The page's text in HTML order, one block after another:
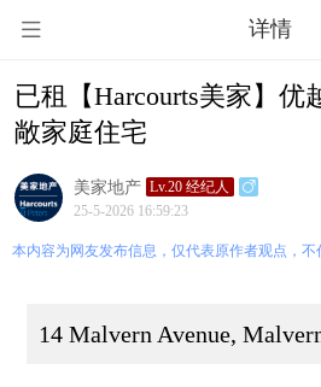
详情
已租【Harcourts美家】优
敞家庭住宅
美家地产 Lv.20 经纪人
25-5-2026 16:59:23
本内容为网友发布信息，仅代表原作者观点，不
14 Malvern Avenue,